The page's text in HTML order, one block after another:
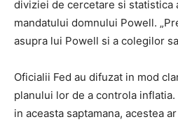
diviziei de cercetare si statistica
mandatului domnului Powell.
asupra lui Powell si a colegilor
Oficialii Fed au difuzat in mod
planului lor de a controla
in aceasta saptamana, acestea